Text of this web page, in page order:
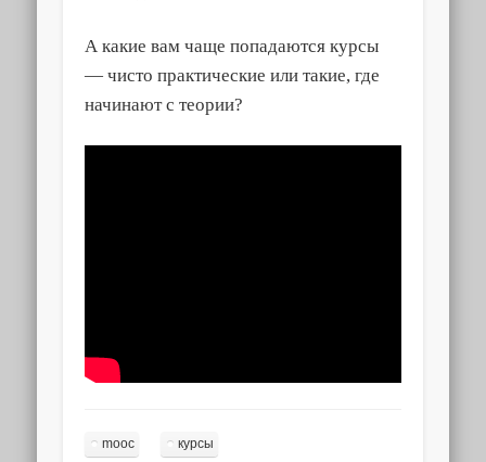
А какие вам чаще попадаются курсы
— чисто практические или такие, где
начинают с теории?
mooc курсы